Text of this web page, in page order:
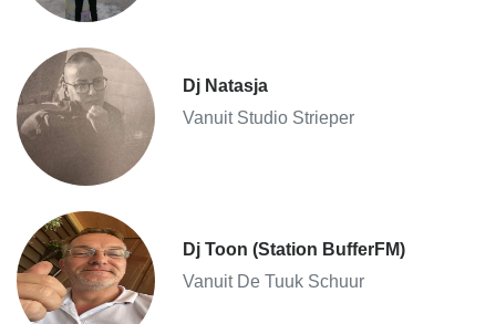
Dj Natasja
Vanuit Studio Strieper
Dj Toon (Station BufferFM)
Vanuit De Tuuk Schuur